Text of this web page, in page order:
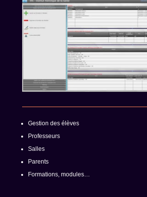
Gestion des élèves
Professeurs
Salles
Parents
Formations, modules…